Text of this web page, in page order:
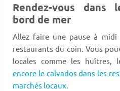
Rendez-vous dans
bord de mer
Allez faire une pause à
restaurants du coin. Vous
locales comme les huîtres,
encore le calvados dans les
marchés locaux.